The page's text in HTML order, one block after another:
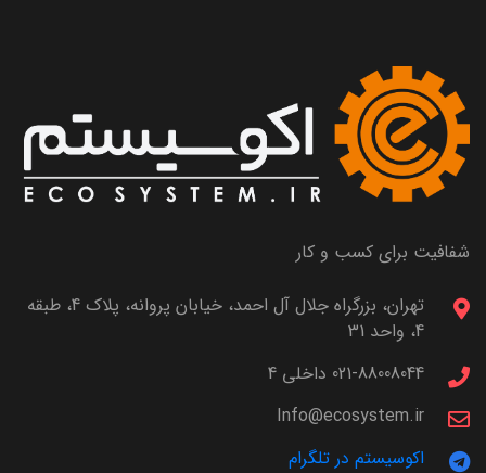
شفافیت برای کسب و کار
تهران، بزرگراه جلال آل احمد، خیابان پروانه، پلاک 4، طبقه
4، واحد 31
021-88008044 داخلی 4
Info@ecosystem.ir
اکوسیستم در تلگرام